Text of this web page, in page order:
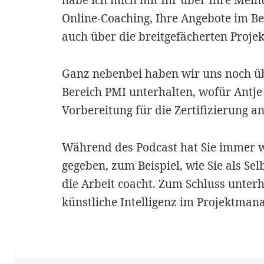
Online-Coaching, Ihre Angebote im
auch über die breitgefächerten
Ganz nebenbei haben wir uns noch
Bereich PMI unterhalten, wofür
Vorbereitung für die Zertifizierung
Während des Podcast hat Sie
gegeben, zum Beispiel, wie Sie als
die Arbeit coacht. Zum Schluss
künstliche Intelligenz im